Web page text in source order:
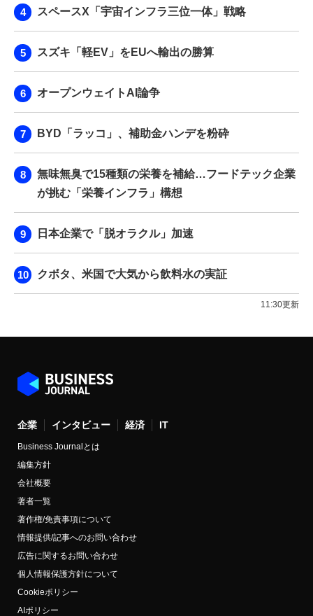
スペースX「宇宙インフラ三位一体」戦略
スズキ「軽EV」をEUへ輸出の勝算
オープンウェイトAI論争
BYD「ラッコ」、補助金ハンデを粉砕
無味無臭で15種類の栄養を補給…フードテック企業
が挑む「栄養インフラ」構想
日本企業で「脱オラクル」加速
クボタ、米国で大気から飲料水の実証
11:30更新
企業 インタビュー 経済 IT
Business Journalとは
編集方針
会社概要
著者一覧
著作権/免責事項について
情報提供/記事へのお問い合わせ
広告に関するお問い合わせ
個人情報保護方針について
Cookieポリシー
AIポリシー